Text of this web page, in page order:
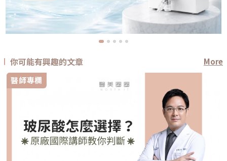
你可能有興趣的文章
More
醫師專欄